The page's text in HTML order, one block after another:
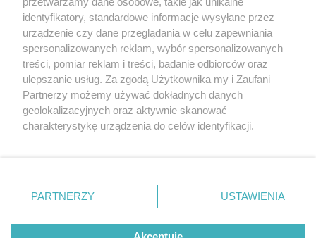
lub wykorzystanie utworów w całości lub w części z naruszeniem
prawa, tzn. bez właściwej zgody, jest zabronione pod groźbą kary i
może być ścigane prawnie.
O nas
identyfikatory, standardowe informacje wysyłane przez
urządzenie czy dane przeglądania w celu zapewniania
spersonalizowanych reklam, wybór spersonalizowanych
treści, pomiar reklam i treści, badanie odbiorców oraz
ulepszanie usług. Za zgodą Użytkownika my i Zaufani
Partnerzy możemy używać dokładnych danych
geolokalizacyjnych oraz aktywnie skanować
charakterystykę urządzenia do celów identyfikacji.
zmienić/wycofać klikając przycisk ustawień prywatności
znajdujący się w lewym dolnym rogu strony
rodzaje przetwarzania danych nie wymagają zgody
PARTNERZY USTAWIENIA